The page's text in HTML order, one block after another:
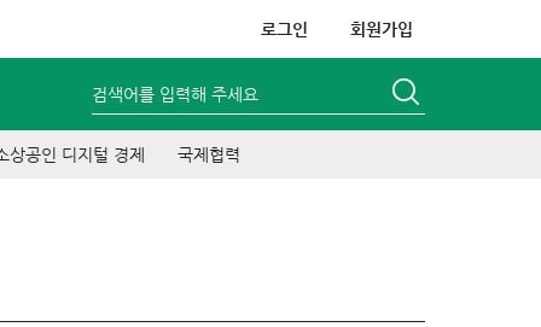
로그인 회원가입
검색어를 입력해 주세요
상공인 디지털 경제 국제협력